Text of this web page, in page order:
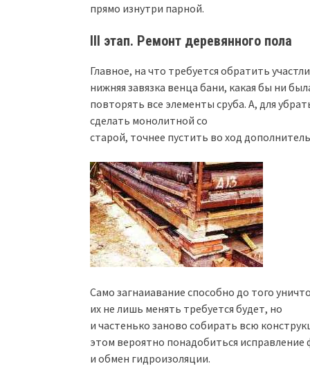
прямо изнутри парной.
III этап. Ремонт деревянного пола
Главное, на что требуется обратить
нижняя завязка венца бани, какая бы ни
повторять все элементы сруба. А, для
сделать монолитной со
старой, точнее пустить во ход
Само загнаиавание способно до того
их не лишь менять требуется будет, но
и частенько заново собирать всю
этом вероятно понадобиться
и обмен гидроизоляции.